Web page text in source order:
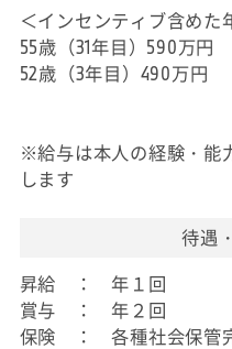
＜インセンティブ含めた
55歳（31年目）590万円
52歳（3年目）490万円
※給与は本人の経験・能
します
待遇
昇給 ： 年１回
賞与 ： 年２回
保険 ： 各種社会保管